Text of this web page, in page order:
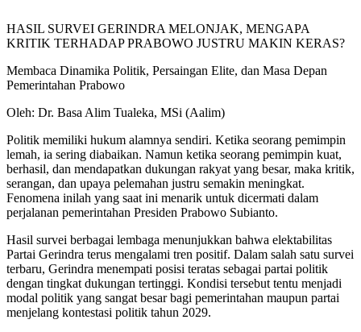
HASIL SURVEI GERINDRA MELONJAK, MENGAPA
KRITIK TERHADAP PRABOWO JUSTRU MAKIN KERAS?
Membaca Dinamika Politik, Persaingan Elite, dan Masa Depan
Pemerintahan Prabowo
Oleh: Dr. Basa Alim Tualeka, MSi (Aalim)
Politik memiliki hukum alamnya sendiri. Ketika seorang pemimpin
lemah, ia sering diabaikan. Namun ketika seorang pemimpin kuat,
berhasil, dan mendapatkan dukungan rakyat yang besar, maka kritik,
serangan, dan upaya pelemahan justru semakin meningkat.
Fenomena inilah yang saat ini menarik untuk dicermati dalam
perjalanan pemerintahan Presiden Prabowo Subianto.
Hasil survei berbagai lembaga menunjukkan bahwa elektabilitas
Partai Gerindra terus mengalami tren positif. Dalam salah satu survei
terbaru, Gerindra menempati posisi teratas sebagai partai politik
dengan tingkat dukungan tertinggi. Kondisi tersebut tentu menjadi
modal politik yang sangat besar bagi pemerintahan maupun partai
menjelang kontestasi politik tahun 2029.